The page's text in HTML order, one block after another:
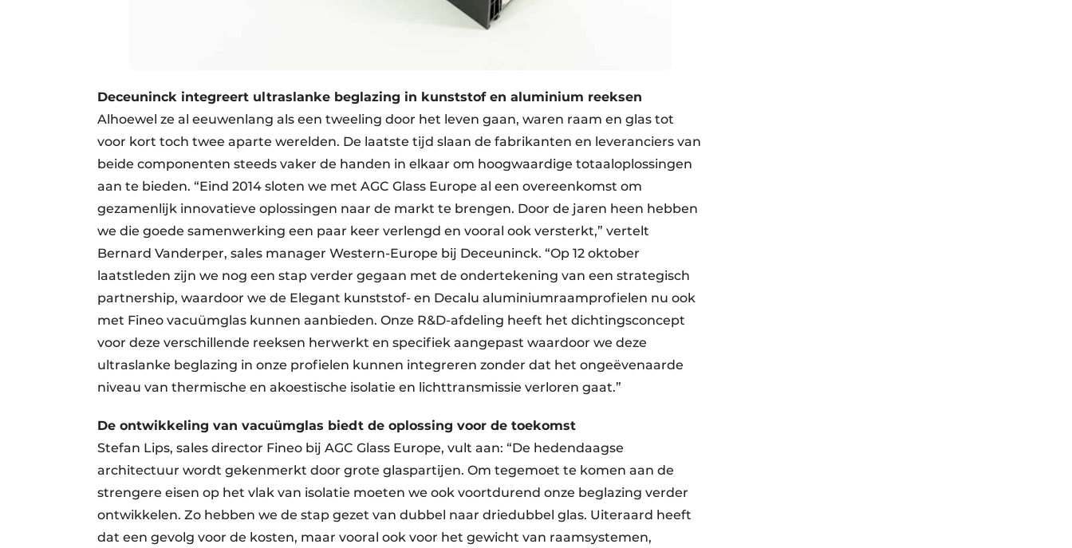
Deceuninck integreert ultraslanke beglazing in kunststof en aluminium reeksen
Alhoewel ze al eeuwenlang als een tweeling door het leven gaan, waren raam en glas tot
voor kort toch twee aparte werelden. De laatste tijd slaan de fabrikanten en leveranciers van
beide componenten steeds vaker de handen in elkaar om hoogwaardige totaaloplossingen
aan te bieden. “Eind 2014 sloten we met AGC Glass Europe al een overeenkomst om
gezamenlijk innovatieve oplossingen naar de markt te brengen. Door de jaren heen hebben
we die goede samenwerking een paar keer verlengd en vooral ook versterkt,” vertelt
Bernard Vanderper, sales manager Western-Europe bij Deceuninck. “Op 12 oktober
laatstleden zijn we nog een stap verder gegaan met de ondertekening van een strategisch
partnership, waardoor we de Elegant kunststof- en Decalu aluminiumraamprofielen nu ook
met Fineo vacuümglas kunnen aanbieden. Onze R&D-afdeling heeft het dichtingsconcept
voor deze verschillende reeksen herwerkt en specifiek aangepast waardoor we deze
ultraslanke beglazing in onze profielen kunnen integreren zonder dat het ongeëvenaarde
niveau van thermische en akoestische isolatie en lichttransmissie verloren gaat.”
De ontwikkeling van vacuümglas biedt de oplossing voor de toekomst
Stefan Lips, sales director Fineo bij AGC Glass Europe, vult aan: “De hedendaagse
architectuur wordt gekenmerkt door grote glaspartijen. Om tegemoet te komen aan de
strengere eisen op het vlak van isolatie moeten we ook voortdurend onze beglazing verder
ontwikkelen. Zo hebben we de stap gezet van dubbel naar driedubbel glas. Uiteraard heeft
dat een gevolg voor de kosten, maar vooral ook voor het gewicht van raamsystemen,